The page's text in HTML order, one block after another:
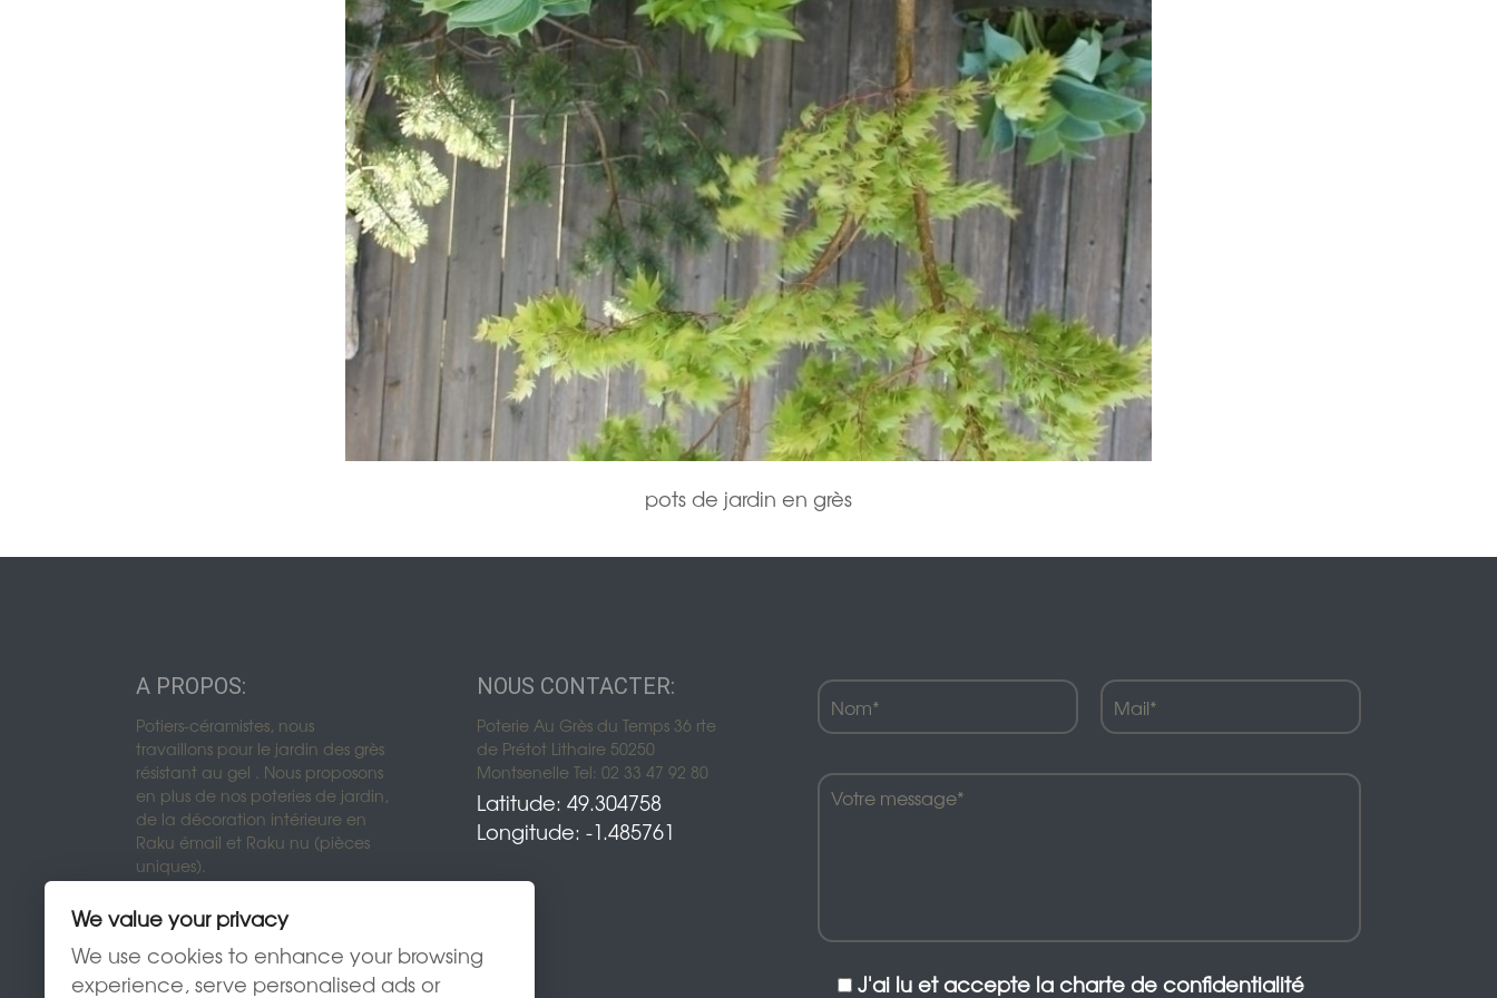
Décoration de jardin
Bordures de jardin
Créez votre mobile
Urnes funéraires
Urnes funéraires
Urnes funéraires pour animaux
pots de jardin en grès
A PROPOS:
Potiers-céramistes, nous
travaillons pour le jardin des grès
résistant au gel . Nous proposons
en plus de nos poteries de jardin,
de la décoration intérieure en
Raku émail et Raku nu (pièces
uniques).
NOUS CONTACTER:
Poterie Au Grès du Temps 36 rte
de Prétot Lithaire 50250
Montsenelle Tel: 02 33 47 92 80
Latitude: 49.304758
Longitude: -1.485761
J'ai lu et accepte la charte de confidentialité
We value your privacy
We use cookies to enhance your browsing
experience, serve personalised ads or